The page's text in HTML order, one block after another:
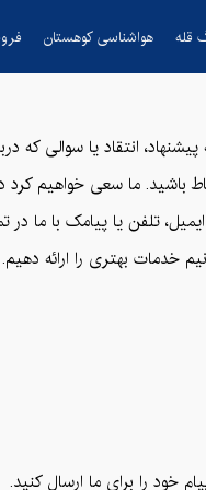
قله هواشناسی کوهستان
انتقاد یا سوالی که
باشید. ما سعی خواهیم
تلفن یا پیامک با ما در
خدمات بهتری را ارائه دهیم.
خود را برای ما ارسال کنید.